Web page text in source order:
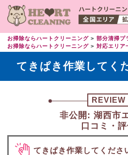
お掃除ならハートクリーニング 部分清掃プ
お掃除ならハートクリーニング
対応エリア
てきぱき作業してく
REVIEW
非公開: 湖西市
口コミ・
てきぱき作業してくださ